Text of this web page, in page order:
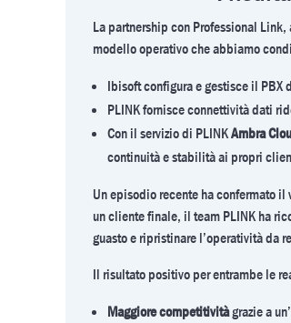
La partnership con Professional
modello operativo che abbiamo
Ibisoft configura e gestisce il PBX
PLINK fornisce connettività dati
Con il servizio di PLINKAmbra
continuità e stabilità ai propri
Un episodio recente ha confermato
un cliente finale, il team PLINK ha
guasto e ripristinare l’operatività da
Il risultato positivo per entrambe le
Maggiore competitivitàgrazie a